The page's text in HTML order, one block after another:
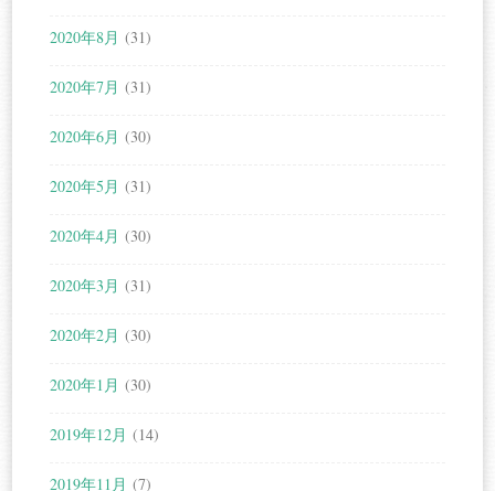
2020年8月 (31)
2020年7月 (31)
2020年6月 (30)
2020年5月 (31)
2020年4月 (30)
2020年3月 (31)
2020年2月 (30)
2020年1月 (30)
2019年12月 (14)
2019年11月 (7)